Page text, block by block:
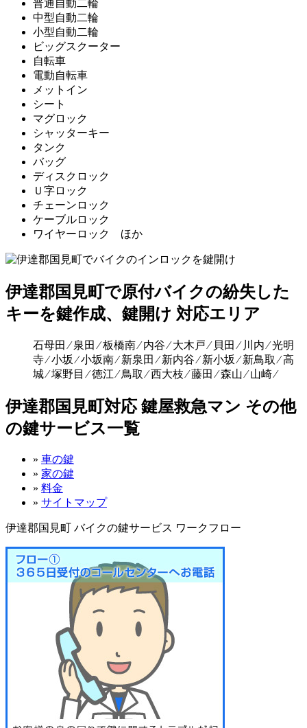
普通自動二輪
中型自動二輪
小型自動二輪
ビッグスクーター
自転車
電動自転車
メットイン
シート
マグロック
シャッターキー
タンク
バッグ
ディスクロック
Ｕ字ロック
チェーンロック
ケーブルロック
ワイヤーロック ほか
伊達郡国見町で原付バイクの紛失した
キーを鍵作成、鍵開け 対応エリア
石母田 ⁄ 泉田 ⁄ 板橋南 ⁄ 内谷 ⁄ 大木戸 ⁄ 貝田 ⁄ 川内 ⁄ 光明
寺 ⁄ 小坂 ⁄ 小坂南 ⁄ 新泉田 ⁄ 新内谷 ⁄ 新小坂 ⁄ 新鳥取 ⁄ 高
城 ⁄ 塚野目 ⁄ 徳江 ⁄ 鳥取 ⁄ 西大枝 ⁄ 藤田 ⁄ 森山 ⁄ 山崎 ⁄
伊達郡国見町対応 鍵屋救急マン その他
の鍵サービス一覧
» 車の鍵
» 家の鍵
» 料金
» サイトマップ
伊達郡国見町 バイクの鍵サービス ワークフロー